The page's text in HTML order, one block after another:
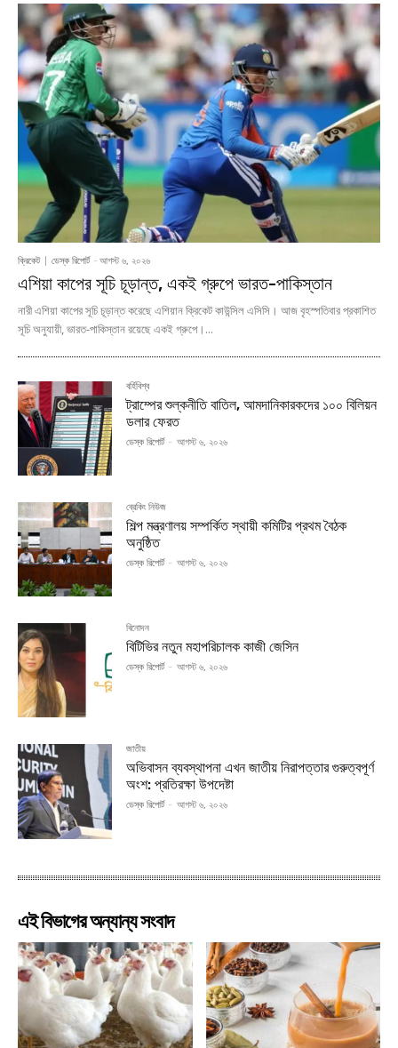
ক্রিকেট ডেস্ক রিপোর্ট - আগস্ট ৬, ২০২৬
এশিয়া কাপের সূচি চূড়ান্ত, একই গ্রুপে ভারত-পাকিস্তান
নারী এশিয়া কাপের সূচি চূড়ান্ত করেছে এশিয়ান ক্রিকেট কাউন্সিল এসিসি। আজ বৃহস্পতিবার প্রকাশিত
সূচি অনুযায়ী, ভারত-পাকিস্তান রয়েছে একই গ্রুপে।...
বর্হিবিশ্ব
ট্রাম্পের শুল্কনীতি বাতিল, আমদানিকারকদের ১০০ বিলিয়ন
ডলার ফেরত
ডেস্ক রিপোর্ট - আগস্ট ৬, ২০২৬
ব্রেকিং নিউজ
শিল্প মন্ত্রণালয় সম্পর্কিত স্থায়ী কমিটির প্রথম বৈঠক
অনুষ্ঠিত
ডেস্ক রিপোর্ট - আগস্ট ৬, ২০২৬
বিনোদন
বিটিভির নতুন মহাপরিচালক কাজী জেসিন
ডেস্ক রিপোর্ট - আগস্ট ৬, ২০২৬
জাতীয়
অভিবাসন ব্যবস্থাপনা এখন জাতীয় নিরাপত্তার গুরুত্বপূর্ণ
অংশ: প্রতিরক্ষা উপদেষ্টা
ডেস্ক রিপোর্ট - আগস্ট ৬, ২০২৬
এই বিভাগের অন্যান্য সংবাদ